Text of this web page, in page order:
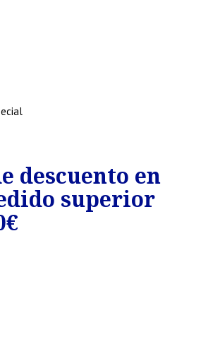
descuento en
superior